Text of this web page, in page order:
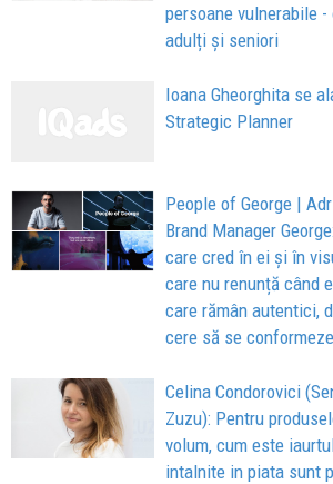
persoane vulnerabile
adulți și seniori
Ioana Gheorghita se
Strategic Planner
People of George |
Brand Manager
care cred în ei și în
care nu renunță când
care rămân autentici,
cere să se
Celina Condorovici
Zuzu): Pentru
volum, cum este
intalnite in piata sunt